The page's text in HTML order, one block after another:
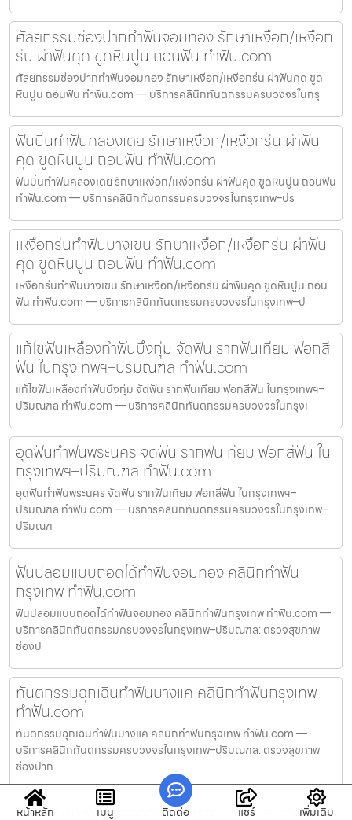
ศัลยกรรมช่องปากทำฟันจอมทอง รักษาเหงือก/เหงือก
ร่น ผ่าฟันคุด ขูดหินปูน ถอนฟัน ทำฟัน.com
ศัลยกรรมช่องปากทำฟันจอมทอง รักษาเหงือก/เหงือกร่น ผ่าฟันคุด ขูด
หินปูน ถอนฟัน ทำฟัน.com — บริการคลินิกทันตกรรมครบวงจรในกรุ
ฟันบิ่นทำฟันคลองเตย รักษาเหงือก/เหงือกร่น ผ่าฟัน
คุด ขูดหินปูน ถอนฟัน ทำฟัน.com
ฟันบิ่นทำฟันคลองเตย รักษาเหงือก/เหงือกร่น ผ่าฟันคุด ขูดหินปูน ถอนฟัน
ทำฟัน.com — บริการคลินิกทันตกรรมครบวงจรในกรุงเทพ–ปร
เหงือกร่นทำฟันบางเขน รักษาเหงือก/เหงือกร่น ผ่าฟัน
คุด ขูดหินปูน ถอนฟัน ทำฟัน.com
เหงือกร่นทำฟันบางเขน รักษาเหงือก/เหงือกร่น ผ่าฟันคุด ขูดหินปูน ถอน
ฟัน ทำฟัน.com — บริการคลินิกทันตกรรมครบวงจรในกรุงเทพ–ป
แก้ไขฟันเหลืองทำฟันบึงกุ่ม จัดฟัน รากฟันเทียม ฟอกสี
ฟัน ในกรุงเทพฯ–ปริมณฑล ทำฟัน.com
แก้ไขฟันเหลืองทำฟันบึงกุ่ม จัดฟัน รากฟันเทียม ฟอกสีฟัน ในกรุงเทพฯ–
ปริมณฑล ทำฟัน.com — บริการคลินิกทันตกรรมครบวงจรในกรุงเ
อุดฟันทำฟันพระนคร จัดฟัน รากฟันเทียม ฟอกสีฟัน ใน
กรุงเทพฯ–ปริมณฑล ทำฟัน.com
อุดฟันทำฟันพระนคร จัดฟัน รากฟันเทียม ฟอกสีฟัน ในกรุงเทพฯ–
ปริมณฑล ทำฟัน.com — บริการคลินิกทันตกรรมครบวงจรในกรุงเทพ–
ปริมณฑ
ฟันปลอมแบบถอดได้ทำฟันจอมทอง คลินิกทำฟัน
กรุงเทพ ทำฟัน.com
ฟันปลอมแบบถอดได้ทำฟันจอมทอง คลินิกทำฟันกรุงเทพ ทำฟัน.com —
บริการคลินิกทันตกรรมครบวงจรในกรุงเทพ–ปริมณฑล: ตรวจสุขภาพ
ช่องป
ทันตกรรมฉุกเฉินทำฟันบางแค คลินิกทำฟันกรุงเทพ
ทำฟัน.com
ทันตกรรมฉุกเฉินทำฟันบางแค คลินิกทำฟันกรุงเทพ ทำฟัน.com —
บริการคลินิกทันตกรรมครบวงจรในกรุงเทพ–ปริมณฑล: ตรวจสุขภาพ
ช่องปาก
ฟันปลอมทำฟันบางกอกน้อย บริการตรวจสุขภาพช่อง
หน้าหลัก เมนู ติดต่อ แชร์ เพิ่มเติม